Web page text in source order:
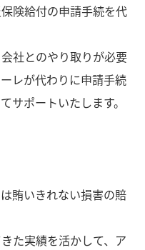
険給付の申請手続を代
社とのやり取りが必要
レが代わりに申請手続
サポートいたします。
賄いきれない損害の賠
た実績を活かして、ア